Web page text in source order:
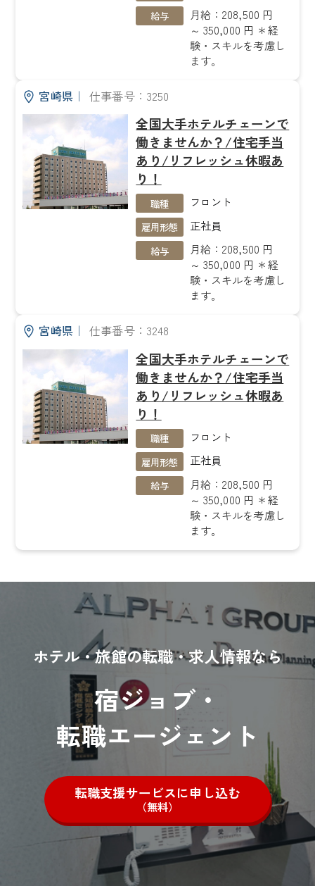
給与
月給：208,500 円
～ 350,000 円 ＊経
験・スキルを考慮し
ます。
宮崎県｜ 仕事番号：3250
全国大手ホテルチェーンで
働きませんか？/住宅手当
あり/リフレッシュ休暇あ
り！
職種 フロント
雇用形態 正社員
給与
月給：208,500 円
～ 350,000 円 ＊経
験・スキルを考慮し
ます。
宮崎県｜ 仕事番号：3248
全国大手ホテルチェーンで
働きませんか？/住宅手当
あり/リフレッシュ休暇あ
り！
職種 フロント
雇用形態 正社員
給与
月給：208,500 円
～ 350,000 円 ＊経
験・スキルを考慮し
ます。
ホテル・旅館の転職・求人情報なら
宿ジョブ・
転職エージェント
転職支援サービスに申し込む
（無料）